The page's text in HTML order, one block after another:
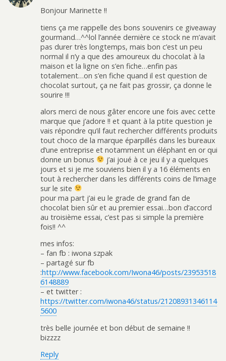
Bonjour Marinette !!
tiens ça me rappelle des bons souvenirs ce giveaway
gourmand…^^lol l’année dernière ce stock ne m’avait
pas durer très longtemps, mais bon c’est un peu
normal il n’y a que des amoureux du chocolat à la
maison et la ligne on s’en fiche…enfin pas
totalement…on s’en fiche quand il est question de
chocolat surtout, ça ne fait pas grossir, ça donne le
sourire !!!
alors merci de nous gâter encore une fois avec cette
marque que j’adore !! et quant à la ptite question je
vais répondre qu’il faut rechercher différents produits
tout choco de la marque éparpillés dans les bureaux
d’une entreprise et notamment un éléphant en or qui
donne un bonus
j’ai joué à ce jeu il y a quelques
jours et si je me souviens bien il y a 16 éléments en
tout à rechercher dans les différents coins de l’image
sur le site
pour ma part j’ai eu le grade de grand fan de
chocolat bien sûr et au premier essai…bon d’accord
au troisième essai, c’est pas si simple la première
fois!! ^^
mes infos:
– fan fb : iwona szpak
– partagé sur fb
:http://www.facebook.com/Iwona46/posts/23953518
6148889
– et twitter :
https://twitter.com/iwona46/status/21208931346114
5600
très belle journée et bon début de semaine !!
bizzzz
Reply